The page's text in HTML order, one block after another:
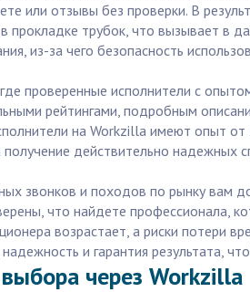
или отзывы без проверки. В
трубок, что вызывает в
из-за чего безопасность
проверенные исполнители с
рейтингами, подробным
на Workzilla имеют опыт
действительно надежных
звонков и походов по рынку вам
что найдете профессионала,
возрастает, а риски потери
и гарантия результата,
через Workzilla